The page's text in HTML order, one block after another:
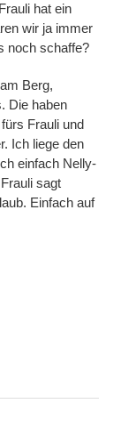
hat ein
wir ja immer
noch schaffe?
Berg,
Die haben
Frauli und
Ich liege den
einfach Nelly-
sagt
Einfach auf